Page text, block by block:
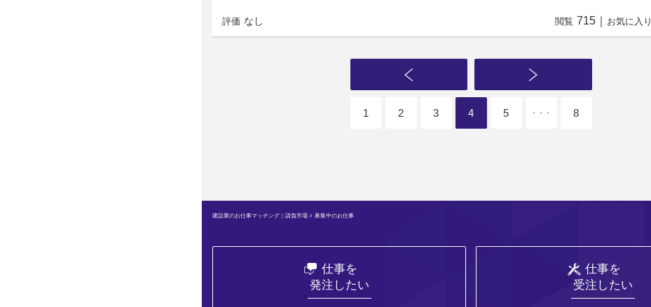
評価 なし 閲覧 715 お気に入り
1 2 3 4 5 ・・・ 8
建設業のお仕事マッチング｜請負市場 > 募集中のお仕事
仕事を
発注したい
仕事を
受注したい